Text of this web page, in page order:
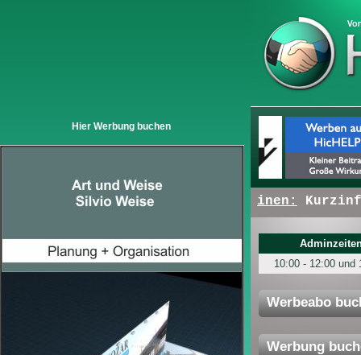
Hier Werbung buchen
+ + +Hier erscheinen:Kurzinfos
10:00 - 12:00 und
Werbeabo
Werbung